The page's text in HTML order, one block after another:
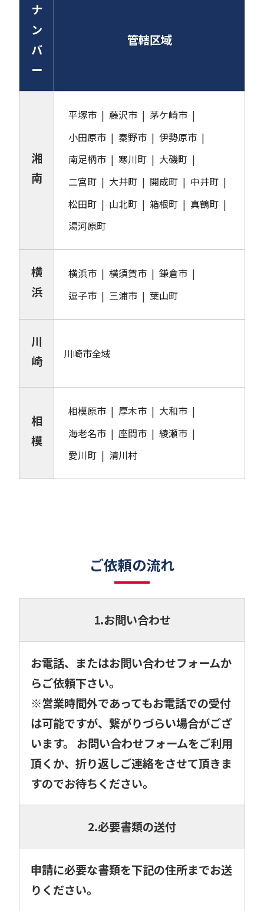
ナ
ン
バ
ー
管轄区域
湘
南
平塚市 藤沢市
茅ケ崎市
小田原市
秦野市
伊勢原市
南足柄市
寒川町
大磯町
二宮町
大井町 開成町
中井町
松田町
山北町 箱根町
真鶴町
湯河原町
横
浜
横浜市 横須賀市
鎌倉市
逗子市
三浦市 葉山町
川
崎
川崎市全域
相
模
相模原市 厚木市
大和市
海老名市
座間市
綾瀬市
愛川町
清川村
ご依頼の流れ
1.お問い合わせ
お電話、またはお問い合わせフォームか
らご依頼下さい。
※営業時間外であってもお電話での受付
は可能ですが、繋がりづらい場合がござ
います。 お問い合わせフォームをご利用
頂くか、折り返しご連絡をさせて頂きま
すのでお待ちください。
2.必要書類の送付
申請に必要な書類を下記の住所までお送
りください。